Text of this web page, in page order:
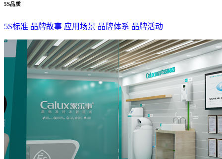
5S品质
5S标准 品牌故事 应用场景 品牌体系 品牌活动